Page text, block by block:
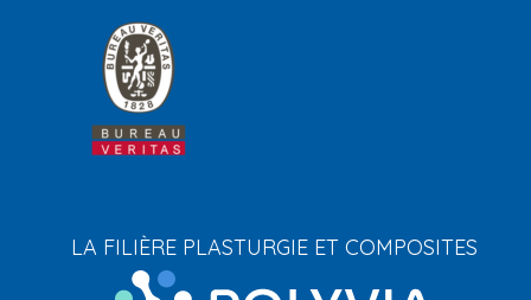
LA FILIÈRE PLASTURGIE ET COMPOSITES